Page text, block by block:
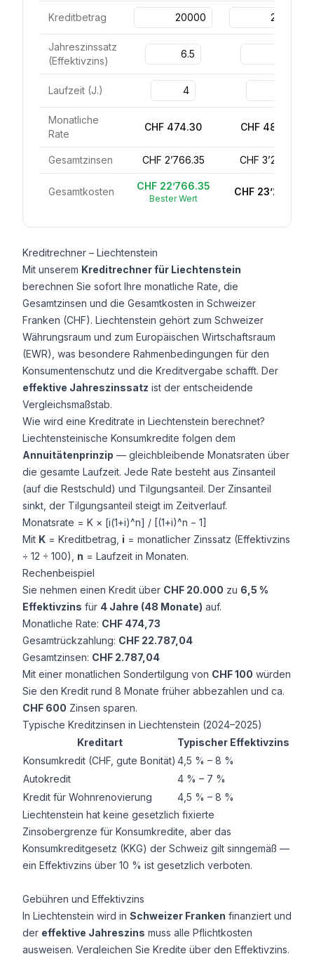
Kreditbetrag
Jahreszinssatz
(Effektivzins)
Laufzeit (J.)
Monatliche
Rate
CHF 474.30 CHF 483.58
Gesamtzinsen CHF 2’766.35 CHF 3’211.75
Gesamtkosten CHF 22’766.35
Bester Wert
CHF 23’211.75
Kreditrechner – Liechtenstein
Mit unserem Kreditrechner für Liechtenstein
berechnen Sie sofort Ihre monatliche Rate, die
Gesamtzinsen und die Gesamtkosten in Schweizer
Franken (CHF). Liechtenstein gehört zum Schweizer
Währungsraum und zum Europäischen Wirtschaftsraum
(EWR), was besondere Rahmenbedingungen für den
Konsumentenschutz und die Kreditvergabe schafft. Der
effektive Jahreszinssatz ist der entscheidende
Vergleichsmaßstab.
Wie wird eine Kreditrate in Liechtenstein berechnet?
Liechtensteinische Konsumkredite folgen dem
Annuitätenprinzip — gleichbleibende Monatsraten über
die gesamte Laufzeit. Jede Rate besteht aus Zinsanteil
(auf die Restschuld) und Tilgungsanteil. Der Zinsanteil
sinkt, der Tilgungsanteil steigt im Zeitverlauf.
Monatsrate = K × [i(1+i)^n] / [(1+i)^n − 1]
Mit K = Kreditbetrag, i = monatlicher Zinssatz (Effektivzins
÷ 12 ÷ 100), n = Laufzeit in Monaten.
Rechenbeispiel
Sie nehmen einen Kredit über CHF 20.000 zu 6,5 %
Effektivzins für 4 Jahre (48 Monate) auf.
Monatliche Rate: CHF 474,73
Gesamtrückzahlung: CHF 22.787,04
Gesamtzinsen: CHF 2.787,04
Mit einer monatlichen Sondertilgung von CHF 100 würden
Sie den Kredit rund 8 Monate früher abbezahlen und ca.
CHF 600 Zinsen sparen.
Typische Kreditzinsen in Liechtenstein (2024–2025)
Kreditart
Typischer Effektivzins
Konsumkredit (CHF, gute Bonität) 4,5 % – 8 %
Autokredit
4 % – 7 %
Kredit für Wohnrenovierung
4,5 % – 8 %
Liechtenstein hat keine gesetzlich fixierte
Zinsobergrenze für Konsumkredite, aber das
Konsumkreditgesetz (KKG) der Schweiz gilt sinngemäß —
ein Effektivzins über 10 % ist gesetzlich verboten.
Gebühren und Effektivzins
In Liechtenstein wird in Schweizer Franken finanziert und
der effektive Jahreszins muss alle Pflichtkosten
ausweisen. Vergleichen Sie Kredite über den Effektivzins.